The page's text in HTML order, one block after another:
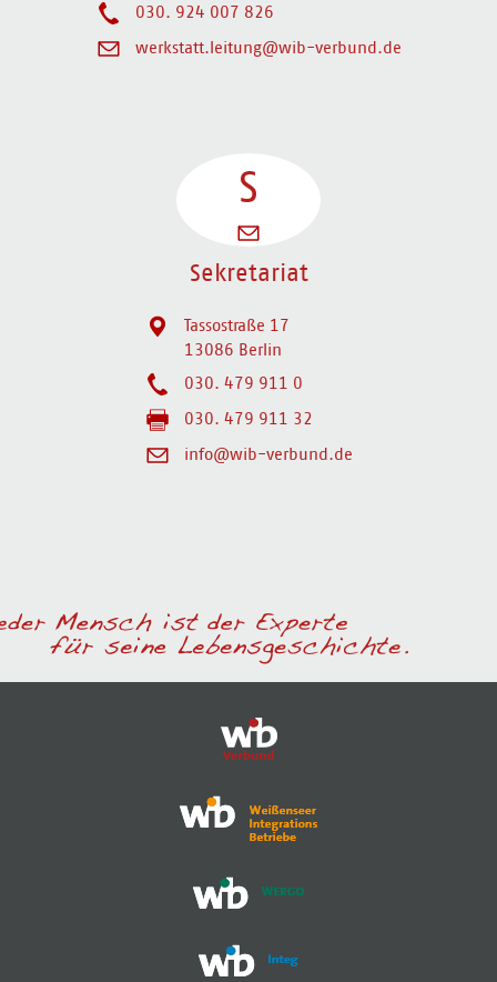
030. 924 007 826
werkstatt.leitung@wib-verbund.de
S
Sekretariat
Tassostraße 17
13086 Berlin
030. 479 911 0
030. 479 911 32
info@wib-verbund.de